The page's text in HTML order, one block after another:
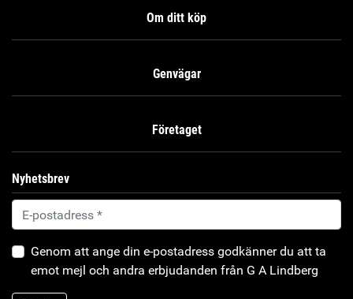
Om ditt köp
Genvägar
Företaget
Nyhetsbrev
Genom att ange din e-postadress godkänner du att ta
emot mejl och andra erbjudanden från G A Lindberg